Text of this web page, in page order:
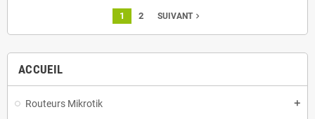
ACCUEIL
Routeurs Mikrotik add
1 2 SUIVANTnavigate_next